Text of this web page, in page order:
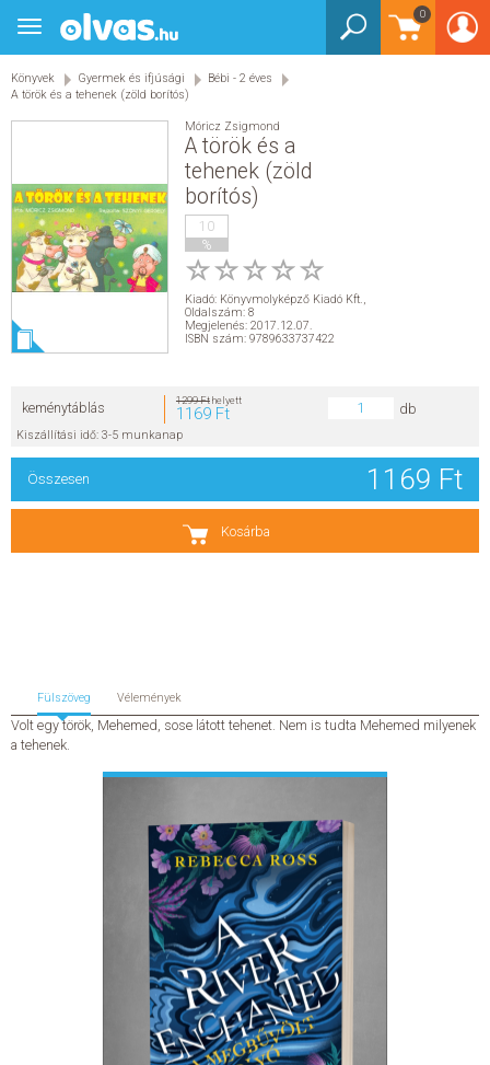
0
Toggle
navigation
Könyvek Gyermek és ifjúsági
Bébi - 2 éves
A török és a tehenek (zöld borítós)
Móricz Zsigmond
A török és a
tehenek (zöld
borítós)
10
%
Kiadó: Könyvmolyképző Kiadó Kft.,
Oldalszám: 8
Megjelenés: 2017.12.07.
ISBN szám: 9789633737422
Kosárba
keménytáblás 1299 Fthelyett
1169 Ft db
Kiszállítási idő: 3-5 munkanap
Összesen 1169 Ft
Fülszöveg Vélemények
Volt egy török, Mehemed, sose látott tehenet. Nem is tudta Mehemed milyenek
a tehenek.
BEJELENTKEZÉS
KÖNYVEK
EGYÉB TERMÉKEK
STAR WARS
NÉPSZERŰ KÖNYVEK
SEGÍTHETEK?
HÍREK
KAPCSOLAT
ELŐRENDELÉSI TOPLISTA